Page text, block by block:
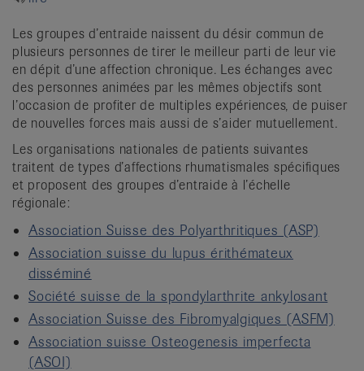
Les groupes d’entraide naissent du désir commun de
plusieurs personnes de tirer le meilleur parti de leur vie
en dépit d’une affection chronique. Les échanges avec
des personnes animées par les mêmes objectifs sont
l’occasion de profiter de multiples expériences, de puiser
de nouvelles forces mais aussi de s’aider mutuellement.
Les organisations nationales de patients suivantes
traitent de types d’affections rhumatismales spécifiques
et proposent des groupes d’entraide à l’échelle
régionale:
Association Suisse des Polyarthritiques (ASP)
Association suisse du lupus érithémateux
disséminé
Société suisse de la spondylarthrite ankylosant
Association Suisse des Fibromyalgiques (ASFM)
Association suisse Osteogenesis imperfecta
(ASOI)